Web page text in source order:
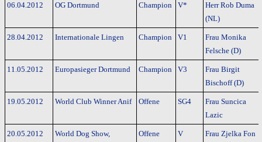
06.04.2012 OG Dortmund Champion V*
Herr Rob Duma
(NL)
28.04.2012 Internationale Lingen Champion V1
Frau Monika
Felsche (D)
11.05.2012 Europasieger Dortmund Champion V3
Frau Birgit
Bischoff (D)
19.05.2012 World Club Winner Anif Offene SG4
Frau Suncica
Lazic
20.05.2012
World Dog Show,
Offene V
Frau Zjelka Fon